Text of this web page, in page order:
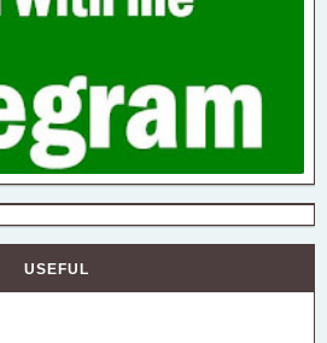
USEFUL